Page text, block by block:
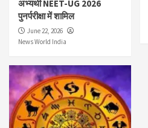
अभ्यर्थी NEET-UG 2026
पुनर्परीक्षा में शामिल
June 22, 2026
News World India